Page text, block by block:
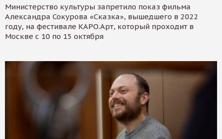
Министерство культуры запретило показ фильма
Александра Сокурова «Сказка», вышедшего в 2022
году, на фестивале КАРО.Арт, который проходит в
Москве с 10 по 15 октября